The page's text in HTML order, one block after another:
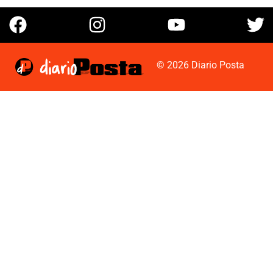
© 2026 Diario Posta